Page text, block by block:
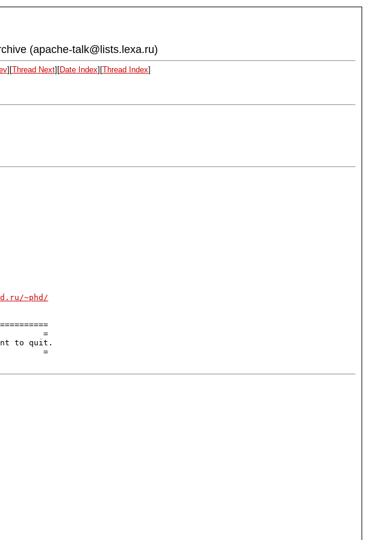
(apache-talk@lists.lexa.ru)
][Thread Next][Date Index][Thread Index]
~phd/
=
to quit.
=